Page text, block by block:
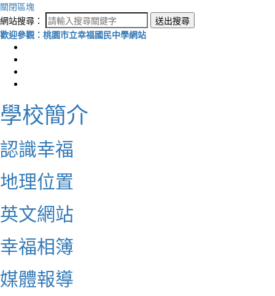
關閉區塊
網站搜尋：
送出搜尋
歡迎參觀：桃園市立幸福國民中學網站
學校簡介
認識幸福
地理位置
英文網站
幸福相簿
媒體報導